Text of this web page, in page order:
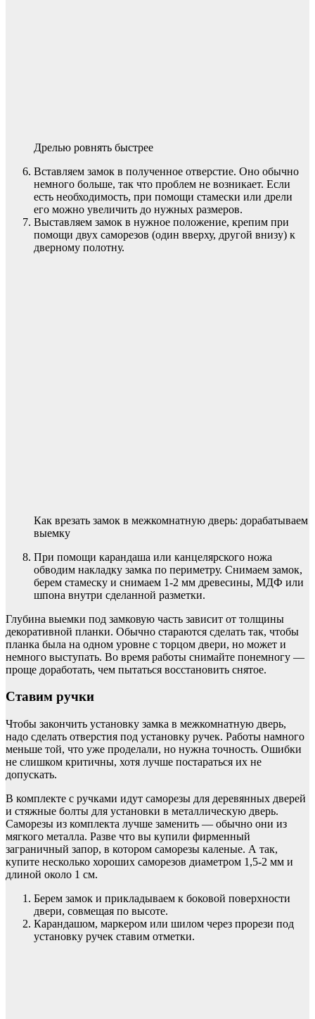
Дрелью ровнять быстрее
Вставляем замок в полученное отверстие. Оно обычно
немного больше, так что проблем не возникает. Если
есть необходимость, при помощи стамески или дрели
его можно увеличить до нужных размеров.
Выставляем замок в нужное положение, крепим при
помощи двух саморезов (один вверху, другой внизу) к
дверному полотну.
Как врезать замок в межкомнатную дверь: дорабатываем
выемку
При помощи карандаша или канцелярского ножа
обводим накладку замка по периметру. Снимаем замок,
берем стамеску и снимаем 1-2 мм древесины, МДФ или
шпона внутри сделанной разметки.
Глубина выемки под замковую часть зависит от толщины
декоративной планки. Обычно стараются сделать так, чтобы
планка была на одном уровне с торцом двери, но может и
немного выступать. Во время работы снимайте понемногу —
проще доработать, чем пытаться восстановить снятое.
Ставим ручки
Чтобы закончить установку замка в межкомнатную дверь,
надо сделать отверстия под установку ручек. Работы намного
меньше той, что уже проделали, но нужна точность. Ошибки
не слишком критичны, хотя лучше постараться их не
допускать.
В комплекте с ручками идут саморезы для деревянных дверей
и стяжные болты для установки в металлическую дверь.
Саморезы из комплекта лучше заменить — обычно они из
мягкого металла. Разве что вы купили фирменный
заграничный запор, в котором саморезы каленые. А так,
купите несколько хороших саморезов диаметром 1,5-2 мм и
длиной около 1 см.
Берем замок и прикладываем к боковой поверхности
двери, совмещая по высоте.
Карандашом, маркером или шилом через прорези под
установку ручек ставим отметки.